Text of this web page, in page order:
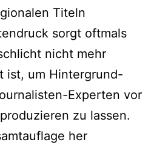
Titeln
sorgt oftmals
nicht mehr
ist, um Hintergrund-
Experten vor
zu lassen.
her